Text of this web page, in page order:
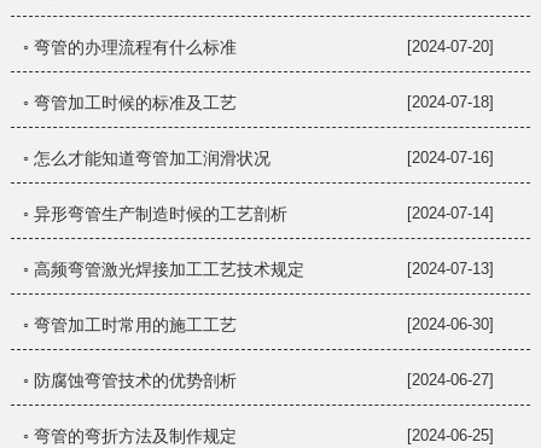
◦ 弯管的办理流程有什么标准 [2024-07-20]
◦ 弯管加工时候的标准及工艺 [2024-07-18]
◦ 怎么才能知道弯管加工润滑状况 [2024-07-16]
◦ 异形弯管生产制造时候的工艺剖析 [2024-07-14]
◦ 高频弯管激光焊接加工工艺技术规定 [2024-07-13]
◦ 弯管加工时常用的施工工艺 [2024-06-30]
◦ 防腐蚀弯管技术的优势剖析 [2024-06-27]
◦ 弯管的弯折方法及制作规定 [2024-06-25]